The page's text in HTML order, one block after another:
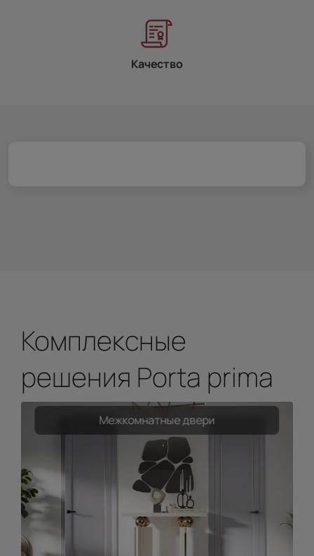
Качество
Комплексные
решения Porta prima
Межкомнатные двери